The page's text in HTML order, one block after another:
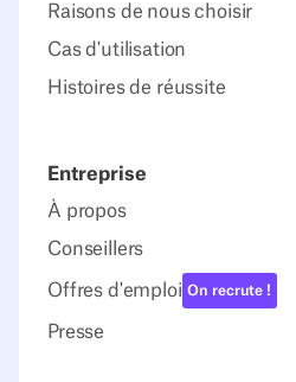
Raisons de nous choisir
Cas d'utilisation
Histoires de réussite
Entreprise
À propos
Conseillers
Offres d'emploi On recrute !
Presse